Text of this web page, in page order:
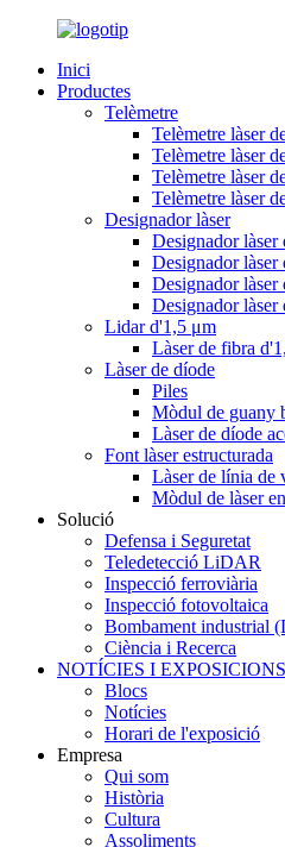
Inici
Productes
Telèmetre
Telèmetre làser
Telèmetre làser
Telèmetre làser
Telèmetre làser
Designador làser
Designador làser
Designador làser
Designador làser
Designador làser
Lidar d'1,5 μm
Làser de fibra
Làser de díode
Piles
Mòdul de guany
Làser de díode
Font làser estructurada
Làser de línia de
Mòdul de làser
Solució
Defensa i Seguretat
Teledetecció LiDAR
Inspecció ferroviària
Inspecció fotovoltaica
Bombament industrial
Ciència i Recerca
NOTÍCIES I EXPOSICIONS
Blocs
Notícies
Horari de l'exposició
Empresa
Qui som
Història
Cultura
Assoliments